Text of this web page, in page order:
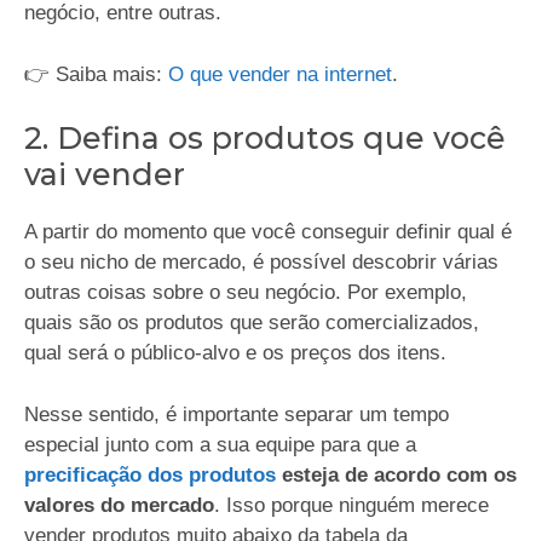
negócio, entre outras.
👉 Saiba mais: O que vender na internet.
2. Defina os produtos que você
vai vender
A partir do momento que você conseguir definir qual é
o seu nicho de mercado, é possível descobrir várias
outras coisas sobre o seu negócio. Por exemplo,
quais são os produtos que serão comercializados,
qual será o público-alvo e os preços dos itens.
Nesse sentido, é importante separar um tempo
especial junto com a sua equipe para que a
precificação dos produtos esteja de acordo com os
valores do mercado. Isso porque ninguém merece
vender produtos muito abaixo da tabela da